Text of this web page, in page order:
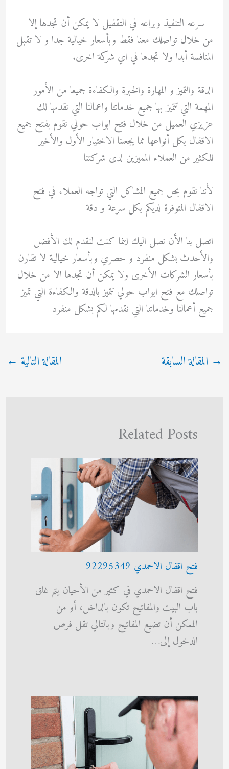
– سرعه التنفيذ وبراعه في التقفيل لا يمكن أن تجدها إلا
من خلال تواصلك معنا فقط وبأسعار خيالية جدا و لا تقبل
المنافسة أبدا ولا تجدها في اي شركة اخرى.
الدقة والتميز و المهارة والخبرة والكفاءة جميعا من الأمور
المهمة التي تتميز بها جميع خدماتنا واعمالنا التي نقدمها لك
عزيزي العميل من خلال فتح ابواب حولي نقوم بفتح جميع
الاقفال بكل أنواعها مما يجعلنا الاختيار الأول والأخير
للكثير من العملاء المميزين لدى شركتنا
لأننا نقوم بحل جميع المشاكل التي تواجه العملاء في فتح
الاقفال المتوفرة لديكم بكل سرعة و دقة
اتصل بنا الأن نصل اليك اينما كنت لنقدم لك الأفضل
والأحدث بشكل منفرد و حصري وبأسعار خيالية لا تقارن
بأسعار الشركات الأخرى ولا يمكن أن تجدها الا من خلال
تواصلك مع فتح ابواب حولي نتميز بالدقة والكفاءة التي تميز
جميع أعمالنا وخدماتنا التي نقدمها لكم بشكل منفرد
→ المقالة السابقة المقالة التالية ←
Related Posts
فتح اقفال الاحمدي 92295349
فتح اقفال الاحمدي في كثير من الأحيان يتم غلق
باب البيت والمفاتيح تكون بالداخل، أو من
الممكن أن تضيع المفاتيح وبالتالي تقل فرص
الدخول إلى…